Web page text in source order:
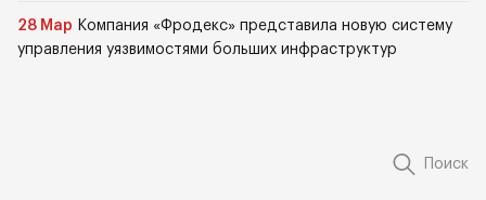
28 Мар Компания «Фродекс» представила новую систему
управления уязвимостями больших инфраструктур
Поиск